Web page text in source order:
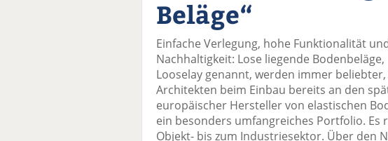
Beläge“
Einfache Verlegung, hohe Funktionalität
Nachhaltigkeit: Lose liegende Bodenbeläge,
Looselay genannt, werden immer beliebter,
Architekten beim Einbau bereits an den
europäischer Hersteller von elastischen
ein besonders umfangreiches Portfolio. Es
Objekt- bis zum Industriesektor. Über den